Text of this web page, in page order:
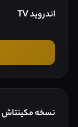
اندروید TV
نسخه مکینتاش